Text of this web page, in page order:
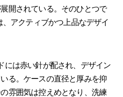
開されている。そのひとつで
アクティブかつ上品なデザイ
には赤い針が配され、デザイン
る。ケースの直径と厚みを抑
雰囲気は控えめとなり、洗練